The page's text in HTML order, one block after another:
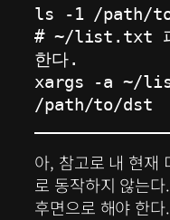
ls -1 /path/
# ~/list.txt 파
한다.
xargs -a ~/
/path/to/dst
아, 참고로 내 현재
로 동작하지 않는
후면으로 해야 한다.